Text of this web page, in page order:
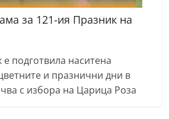
за 121-ия Празник на
подготвила наситена
и празнични дни в
с избора на Царица Роза